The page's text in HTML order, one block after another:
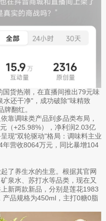
货热潮，在直播间推出79元味
还干净"，成功破除"味精致
翻红。
靠调味类产品到多品类布局，
（+25.98%），净利润2.03亿
现"双轮驱动"格局：调味料主业
营收8064万元，同比暴增104
了养生水的生意。根据其官网
泉水、苏打水等品类，现在又
新两款新品，分别是莲花1983
品规格为450ml，主打0糖0脂